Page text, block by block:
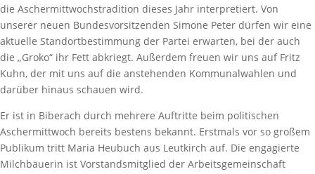
die Aschermittwochstradition dieses Jahr interpretiert. Von
unserer neuen Bundesvorsitzenden Simone Peter dürfen wir eine
aktuelle Standortbestimmung der Partei erwarten, bei der auch
die „Groko“ ihr Fett abkriegt. Außerdem freuen wir uns auf Fritz
Kuhn, der mit uns auf die anstehenden Kommunalwahlen und
darüber hinaus schauen wird.
Er ist in Biberach durch mehrere Auftritte beim politischen
Aschermittwoch bereits bestens bekannt. Erstmals vor so großem
Publikum tritt Maria Heubuch aus Leutkirch auf. Die engagierte
Milchbäuerin ist Vorstandsmitglied der Arbeitsgemeinschaft